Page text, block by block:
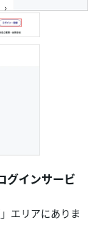
グインサービ
エリアにありま